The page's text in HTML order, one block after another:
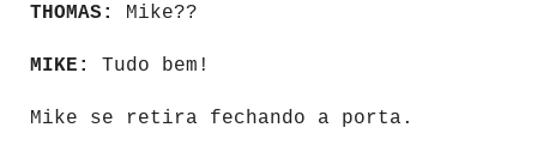
THOMAS: Mike??
MIKE: Tudo bem!
Mike se retira fechando a porta.